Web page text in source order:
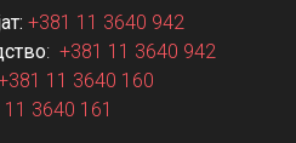
+381 11 3640 942
: +381 11 3640 942
11 3640 160
3640 161